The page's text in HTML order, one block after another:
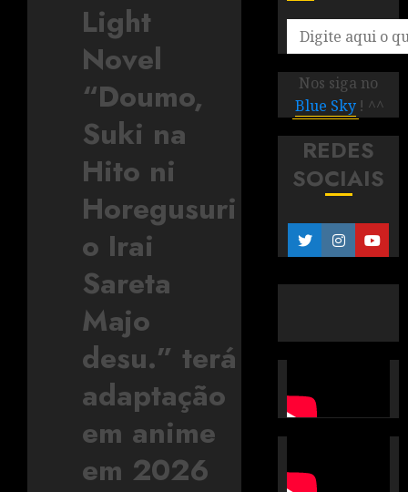
Light
Novel
“Doumo,
Suki na
Hito ni
Horegusuri
o Irai
Sareta
Majo
desu.” terá
adaptação
em anime
em 2026
Nos siga no
Blue Sky ! ^^
REDES
SOCIAIS